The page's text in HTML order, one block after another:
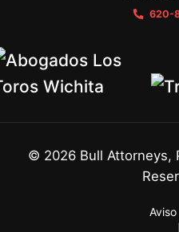
620-
© 2026 Bull Attorneys,